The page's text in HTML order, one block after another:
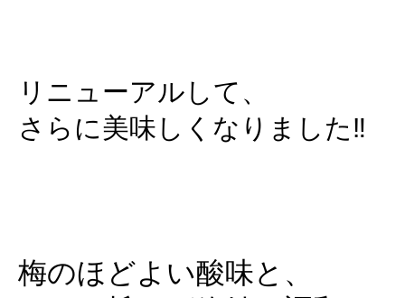
リニューアルして、
さらに美味しくなりました‼️
梅のほどよい酸味と、